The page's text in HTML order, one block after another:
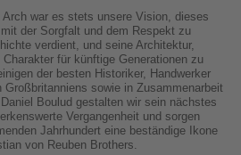
Arch war es stets unsere Vision, dieses
der Sorgfalt und dem Respekt zu
verdient, und seine Architektur,
für künftige Generationen zu
der besten Historiker, Handwerker
sowie in Zusammenarbeit
Boulud gestalten wir sein nächstes
Vergangenheit und sorgen
Jahrhundert eine beständige Ikone
von Reuben Brothers.